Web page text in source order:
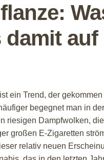
damit auf
ein Trend, der gekommen
begegnet man in der
riesigen Dampfwolken, die
großen E-Zigaretten
relativ neuen